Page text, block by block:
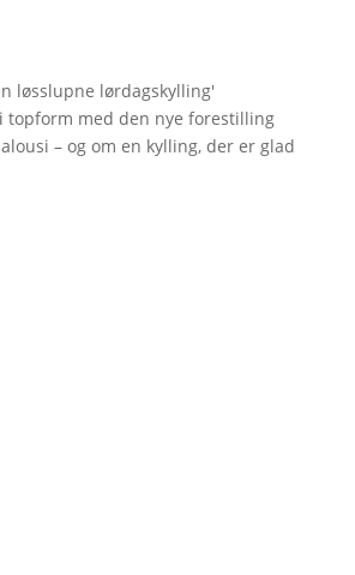
løsslupne lørdagskylling'
topform med den nye forestilling
– og om en kylling, der er glad